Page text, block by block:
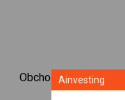
Obchodování s CFD
Ainvesting